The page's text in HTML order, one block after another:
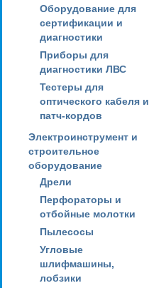
Оборудование для
сертификации и
диагностики
Приборы для
диагностики ЛВС
Тестеры для
оптического кабеля и
патч-кордов
Электроинструмент и
строительное
оборудование
Дрели
Перфораторы и
отбойные молотки
Пылесосы
Угловые
шлифмашины,
лобзики